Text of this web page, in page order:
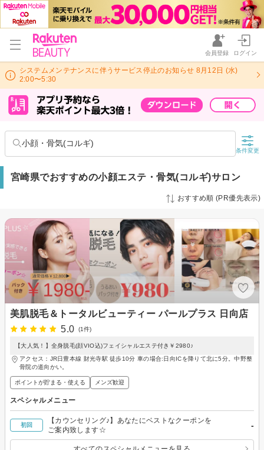
会員登録 ログイン
システムメンテナンスに伴うサービス停止のお知らせ 8月12日 (水)
2:00〜5:30
小顔・骨気(コルギ)
条件変更
宮崎県でおすすめの小顔エステ・骨気(コルギ)サロン
おすすめ順 (PR優先表示)
美肌脱毛＆トータルビューティー パールプラス 日向店
5.0
(1件)
【大人気！】全身脱毛(顔VIO込)フェイシャルエステ付き￥2980♪
アクセス：JR日豊本線 財光寺駅 徒歩10分 車の場合:日向ICを降りて北に5分。中野整
骨院の道向かい。
ポイントが貯まる・使える メンズ歓迎
スペシャルメニュー
初回
【カウンセリング♪】あなたにベストなクーポンを
ご案内致します☆
-